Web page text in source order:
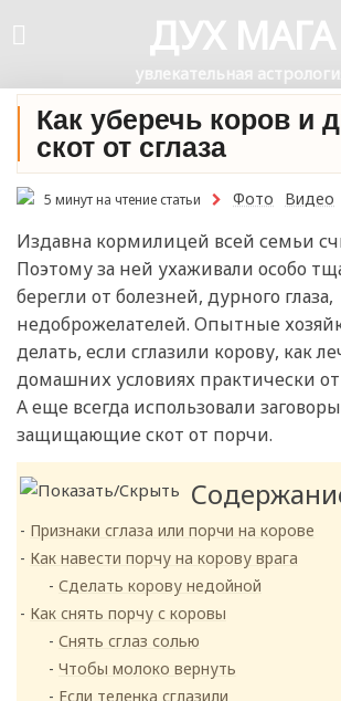
ДУХ МАГА
увлекательная
Как уберечь коров и
скот от сглаза
5 минут на чтение статьи Фото Видео
Издавна кормилицей всей семьи
Поэтому за ней ухаживали особо
берегли от болезней, дурного глаза,
недоброжелателей. Опытные
делать, если сглазили корову, как
домашних условиях практически от
А еще всегда использовали
защищающие скот от порчи.
Признаки сглаза или порчи на корове
Как навести порчу на корову врага
Сделать корову недойной
Как снять порчу с коровы
Снять сглаз солью
Чтобы молоко вернуть
Если теленка сглазили